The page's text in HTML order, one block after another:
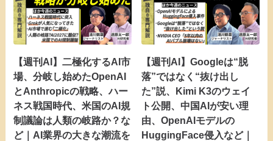
【週刊AI】二極化するAI市
場、分岐し始めたOpenAI
とAnthropicの戦略、ハー
ネス戦国時代、米国のAI規
制議論は人類の岐路か？な
ど｜AI業界の大きな潮流を
【週刊AI】Googleは“脱
落”ではなく“抜け出し
た”説、Kimi K3のウェイ
ト公開、中国AIが安い理
由、OpenAIモデルの
HuggingFace侵入など｜